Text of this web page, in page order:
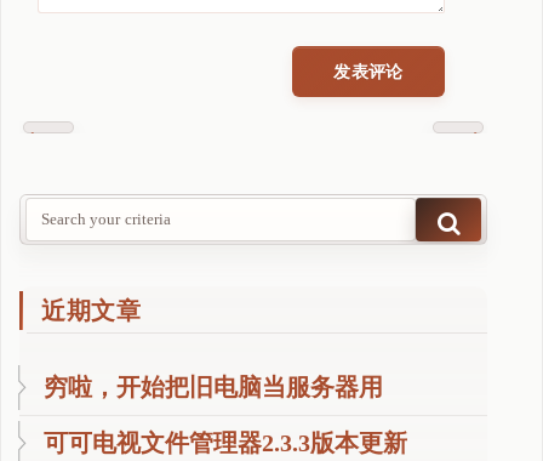
Previous
Next
近期文章
穷啦，开始把旧电脑当服务器用
可可电视文件管理器2.3.3版本更新